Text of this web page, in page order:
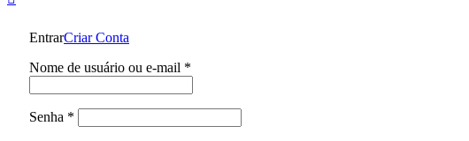
EntrarCriar Conta
Nome de usuário ou e-mail *
Senha *